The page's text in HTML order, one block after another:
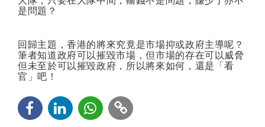
是問題？
回歸主題，香港的將來究竟是市場抑或政府主導呢？
筆者知道政府可以摧毀市場，但市場的存在可以威脅
但未至於可以摧毀政府，所以將來如何，還是「看
官」吧！